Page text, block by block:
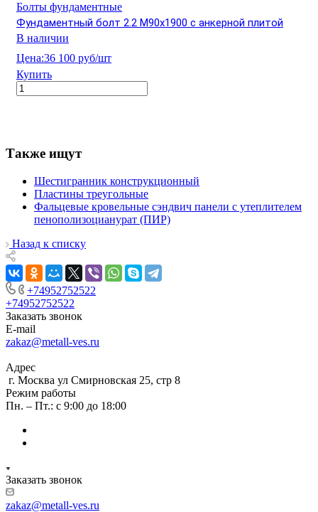
Болты фундаментные
Фундаментный болт 2.2 М90х1900 с анкерной плитой
В наличии
Цена:36 100 руб/шт
Купить
Также ищут
Шестигранник конструкционный
Пластины треугольные
Фальцевые кровельные сэндвич панели с утеплителем
пенополизоцианурат (ПИР)
Назад к списку
+74952752522
+74952752522
Заказать звонок
E-mail
zakaz@metall-ves.ru
Адрес
г. Москва ул Смирновская 25, стр 8
Режим работы
Пн. – Пт.: с 9:00 до 18:00
Заказать звонок
zakaz@metall-ves.ru